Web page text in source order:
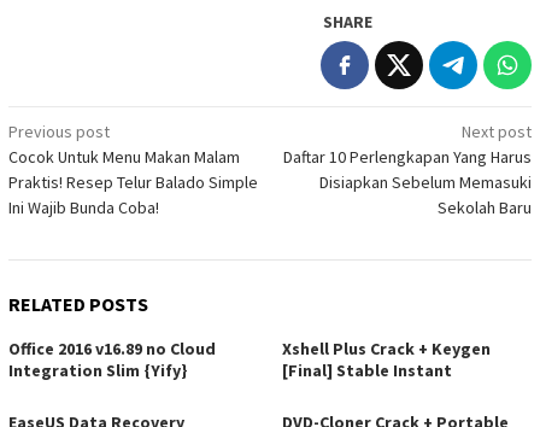
SHARE
Post
navigation
Previous post
Cocok Untuk Menu Makan Malam
Praktis! Resep Telur Balado Simple
Ini Wajib Bunda Coba!
Next post
Daftar 10 Perlengkapan Yang Harus
Disiapkan Sebelum Memasuki
Sekolah Baru
RELATED POSTS
Office 2016 v16.89 no Cloud
Integration Slim {Yify}
Xshell Plus Crack + Keygen
[Final] Stable Instant
EaseUS Data Recovery DVD-Cloner Crack + Portable